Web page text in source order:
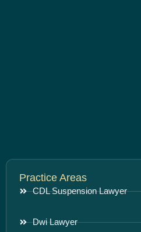
Practice Areas
CDL Suspension Lawyer
Dwi Lawyer